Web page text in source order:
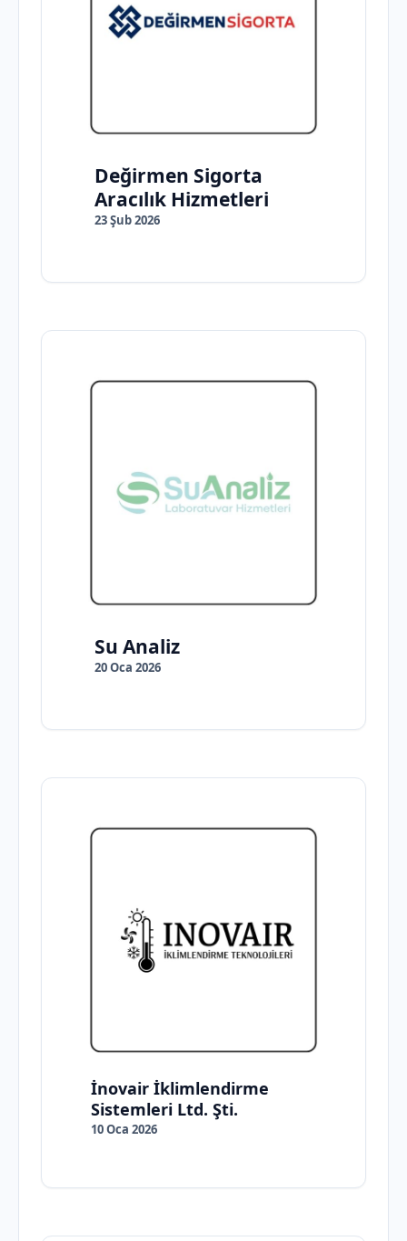
Değirmen Sigorta
Aracılık Hizmetleri
23 Şub 2026
Su Analiz
20 Oca 2026
İnovair İklimlendirme
Sistemleri Ltd. Şti.
10 Oca 2026